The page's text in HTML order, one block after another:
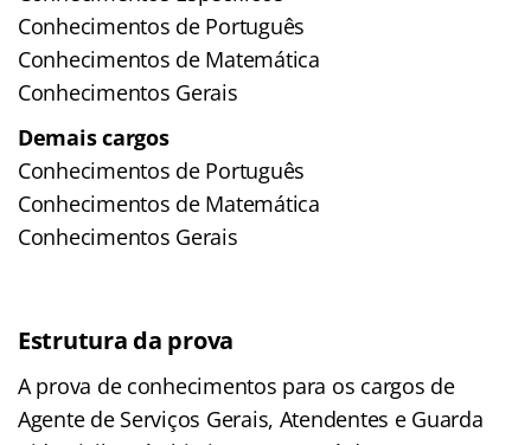
Conhecimentos de Português
Conhecimentos de Matemática
Conhecimentos Gerais
Demais cargos
Conhecimentos de Português
Conhecimentos de Matemática
Conhecimentos Gerais
Estrutura da prova
A prova de conhecimentos para os cargos de
Agente de Serviços Gerais, Atendentes e Guarda